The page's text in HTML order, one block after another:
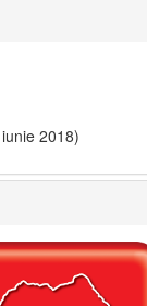
2018)